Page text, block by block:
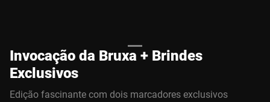
Invocação da Bruxa + Brindes
Exclusivos
Edição fascinante com dois marcadores exclusivos